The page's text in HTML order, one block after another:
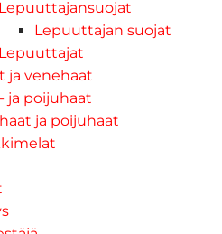
Lepuuttajansuojat
Lepuuttajan suojat
Lepuuttajat
ja venehaat
ja poijuhaat
ja poijuhaat